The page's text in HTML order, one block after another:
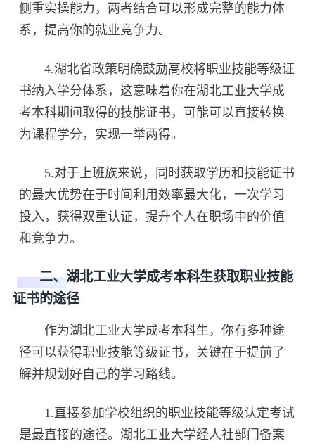
侧重实操能力，两者结合可以形成完整的能力体
系，提高你的就业竞争力。
4.湖北省政策明确鼓励高校将职业技能等级证
书纳入学分体系，这意味着你在湖北工业大学成
考本科期间取得的技能证书，可能可以直接转换
为课程学分，实现一举两得。
5.对于上班族来说，同时获取学历和技能证书
的最大优势在于时间利用效率最大化，一次学习
投入，获得双重认证，提升个人在职场中的价值
和竞争力。
二、湖北工业大学成考本科生获取职业技能
证书的途径
作为湖北工业大学成考本科生，你有多种途
径可以获得职业技能等级证书，关键在于提前了
解并规划好自己的学习路线。
1.直接参加学校组织的职业技能等级认定考试
是最直接的途径。湖北工业大学经人社部门备案